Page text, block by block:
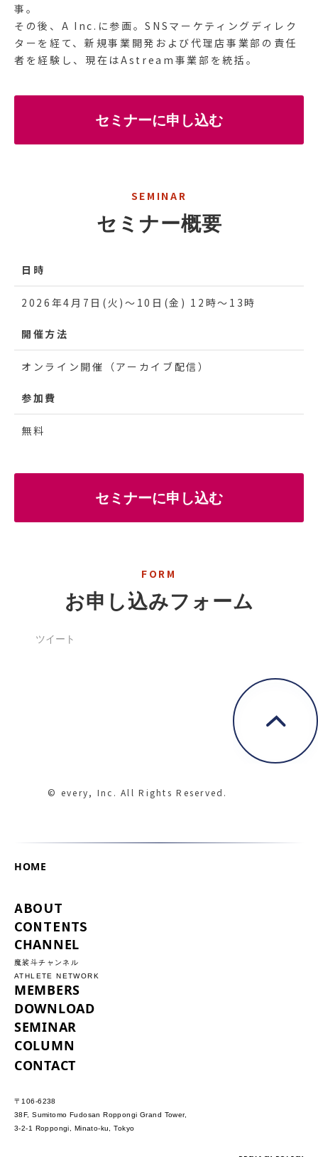
事。
その後、A Inc.に参画。SNSマーケティングディレク
ターを経て、新規事業開発および代理店事業部の責任
者を経験し、現在はAstream事業部を統括。
セミナーに申し込む
SEMINAR
セミナー概要
日時
2026年4月7日(火)〜10日(金) 12時～13時
開催方法
オンライン開催（アーカイブ配信）
参加費
無料
セミナーに申し込む
FORM
お申し込みフォーム
ツイート
© every, Inc. All Rights Reserved.
HOME
ABOUT
CONTENTS
CHANNEL
魔裟斗チャンネル
ATHLETE NETWORK
MEMBERS
DOWNLOAD
SEMINAR
COLUMN
CONTACT
〒106-6238
38F, Sumitomo Fudosan Roppongi Grand Tower,
3-2-1 Roppongi, Minato-ku, Tokyo